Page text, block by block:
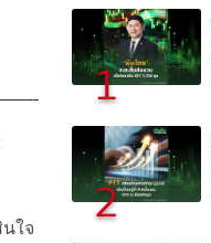
ใจ
1
2